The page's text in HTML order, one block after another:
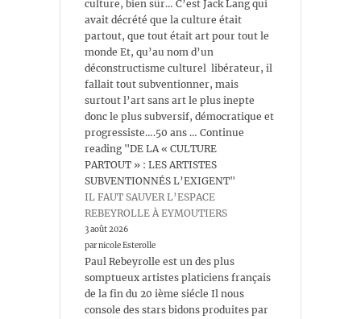
culture, bien sûr… C’est Jack Lang qui
avait décrété que la culture était
partout, que tout était art pour tout le
monde Et, qu’au nom d’un
déconstructisme culturel libérateur, il
fallait tout subventionner, mais
surtout l’art sans art le plus inepte
donc le plus subversif, démocratique et
progressiste….50 ans … Continue
reading "DE LA « CULTURE
PARTOUT » : LES ARTISTES
SUBVENTIONNÉS L’EXIGENT"
IL FAUT SAUVER L’ESPACE
REBEYROLLE À EYMOUTIERS
3 août 2026
par nicole Esterolle
Paul Rebeyrolle est un des plus
somptueux artistes platiciens français
de la fin du 20 ième siécle Il nous
console des stars bidons produites par